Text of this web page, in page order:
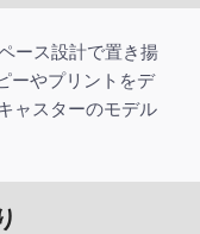
ース設計で置き揚
ーやプリントをデ
ャスターのモデル